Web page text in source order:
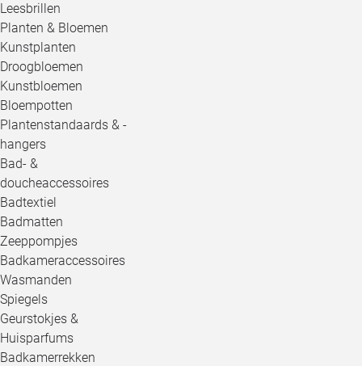
Leesbrillen
Planten & Bloemen
Kunstplanten
Droogbloemen
Kunstbloemen
Bloempotten
Plantenstandaards & -
hangers
Bad- &
doucheaccessoires
Badtextiel
Badmatten
Zeeppompjes
Badkameraccessoires
Wasmanden
Spiegels
Geurstokjes &
Huisparfums
Badkamerrekken